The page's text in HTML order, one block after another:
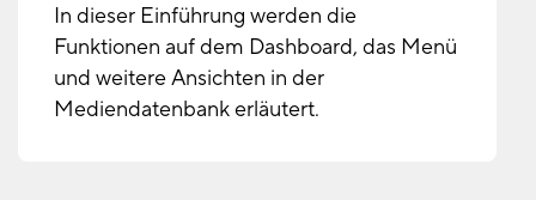
In dieser Einführung werden die
Funktionen auf dem Dashboard, das Menü
und weitere Ansichten in der
Mediendatenbank erläutert.